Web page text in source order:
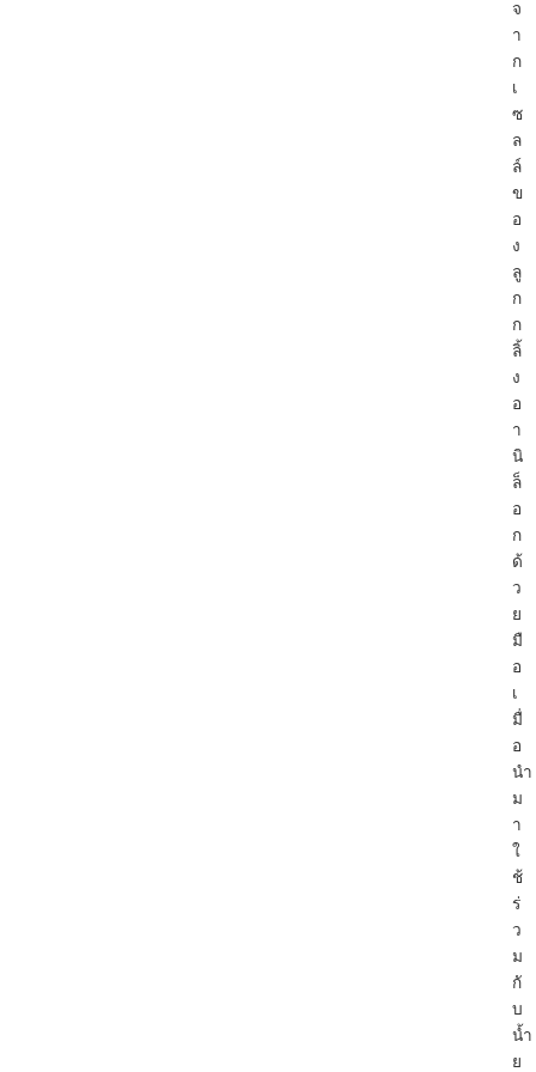
จ
า
ก
เ
ซ
ล
ล์
ข
อ
ง
ลู
ก
ก
ลิ้
ง
อ
า
นิ
ล็
อ
ก
ด้
ว
ย
มื
อ
เ
มื่
อ
นำ
ม
า
ใ
ช้
ร่
ว
ม
กั
บ
น้ำ
ย